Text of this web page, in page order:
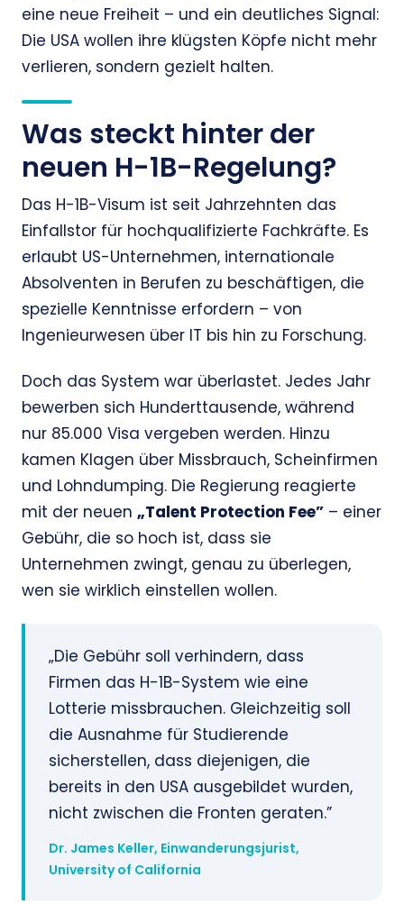
eine neue Freiheit – und ein deutliches Signal:
Die USA wollen ihre klügsten Köpfe nicht mehr
verlieren, sondern gezielt halten.
Was steckt hinter der
neuen H-1B-Regelung?
Das H-1B-Visum ist seit Jahrzehnten das
Einfallstor für hochqualifizierte Fachkräfte. Es
erlaubt US-Unternehmen, internationale
Absolventen in Berufen zu beschäftigen, die
spezielle Kenntnisse erfordern – von
Ingenieurwesen über IT bis hin zu Forschung.
Doch das System war überlastet. Jedes Jahr
bewerben sich Hunderttausende, während
nur 85.000 Visa vergeben werden. Hinzu
kamen Klagen über Missbrauch, Scheinfirmen
und Lohndumping. Die Regierung reagierte
mit der neuen „Talent Protection Fee” – einer
Gebühr, die so hoch ist, dass sie
Unternehmen zwingt, genau zu überlegen,
wen sie wirklich einstellen wollen.
„Die Gebühr soll verhindern, dass
Firmen das H-1B-System wie eine
Lotterie missbrauchen. Gleichzeitig soll
die Ausnahme für Studierende
sicherstellen, dass diejenigen, die
bereits in den USA ausgebildet wurden,
nicht zwischen die Fronten geraten.”
Dr. James Keller, Einwanderungsjurist,
University of California